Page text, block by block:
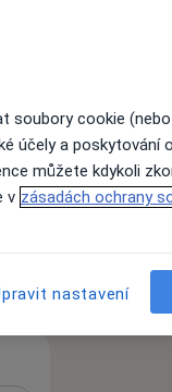
soubory cookie
účely a poskytování
můžete kdykoli
v zásadách ochrany
nastavení